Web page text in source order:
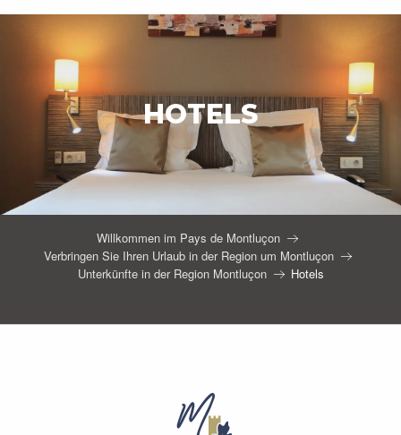
HOTELS
Willkommen im Pays de Montluçon
Verbringen Sie Ihren Urlaub in der Region um Montluçon
Unterkünfte in der Region Montluçon
Hotels
Hôtel-Restaurant L'Auberge de Magnette
The Originals Boutique Hôtel de l'Univers